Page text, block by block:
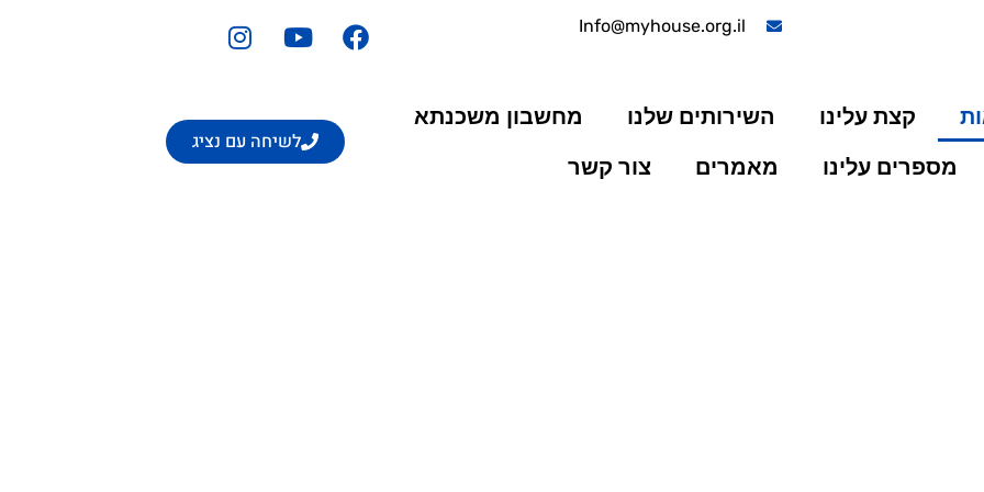
Info@myhouse.org.il
קצת עלינו השירותים שלנו
מחשבון משכנתא
מספרים עלינו
מאמרים צור קשר
לשיחה עם נציג